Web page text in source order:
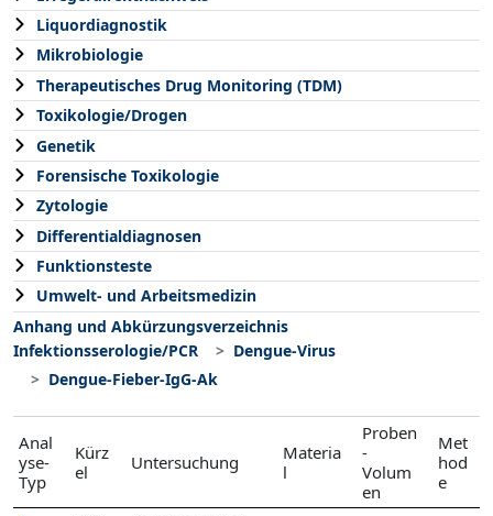
Liquordiagnostik
Mikrobiologie
Therapeutisches Drug Monitoring (TDM)
Toxikologie/Drogen
Genetik
Forensische Toxikologie
Zytologie
Differentialdiagnosen
Funktionsteste
Umwelt- und Arbeitsmedizin
Anhang und Abkürzungsverzeichnis
Infektionsserologie/PCR
Dengue-Virus
Dengue-Fieber-IgG-Ak
Anal
yse-
Typ
Kürz
el
Untersuchung
Materia
l
Proben
-
Volum
en
Met
hod
e